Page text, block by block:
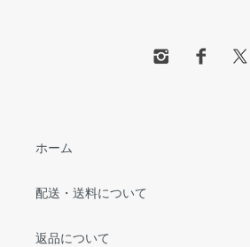
ホーム
配送・送料について
返品について